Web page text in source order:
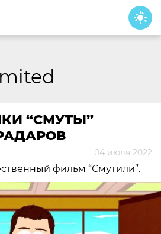
“СМУТЫ”
04 июля 2022
фильм “Смутили”.